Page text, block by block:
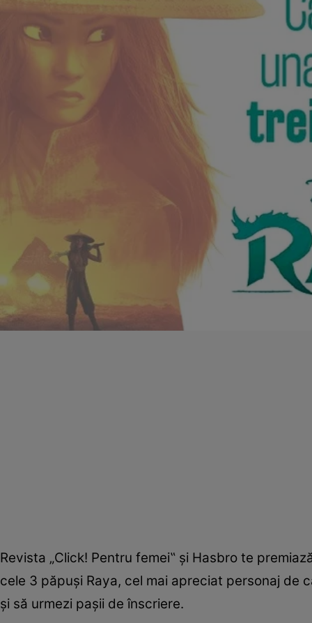
Revista „Click! Pentru femei‟ şi Hasbro te
cele 3 păpuşi Raya, cel mai apreciat personaj de
şi să urmezi paşii de înscriere.